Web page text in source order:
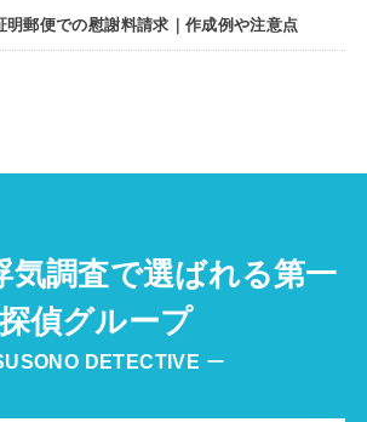
明郵便での慰謝料請求｜作成例や注意点
気調査で選ばれる第一
探偵グループ
DETECTIVE ー